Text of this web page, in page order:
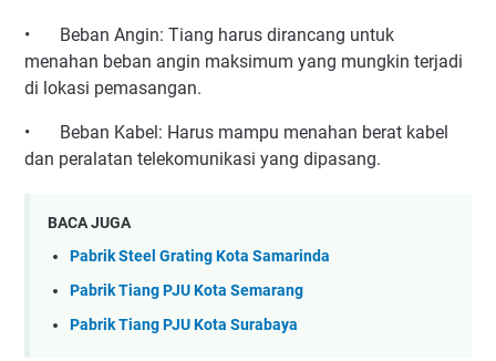
•
Beban Angin: Tiang harus dirancang untuk
menahan beban angin maksimum yang mungkin terjadi
di lokasi pemasangan.
•
Beban Kabel: Harus mampu menahan berat kabel
dan peralatan telekomunikasi yang dipasang.
BACA JUGA
Pabrik Steel Grating Kota Samarinda
Pabrik Tiang PJU Kota Semarang
Pabrik Tiang PJU Kota Surabaya